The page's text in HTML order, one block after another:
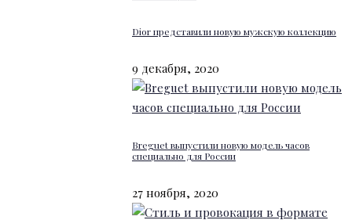
Dior представили новую мужскую коллекцию
9 декабря, 2020
Breguet выпустили новую модель часов
специально для России
27 ноября, 2020